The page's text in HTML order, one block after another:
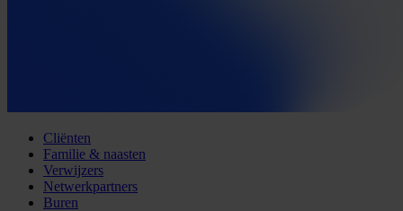
Cliënten
Familie & naasten
Verwijzers
Netwerkpartners
Buren